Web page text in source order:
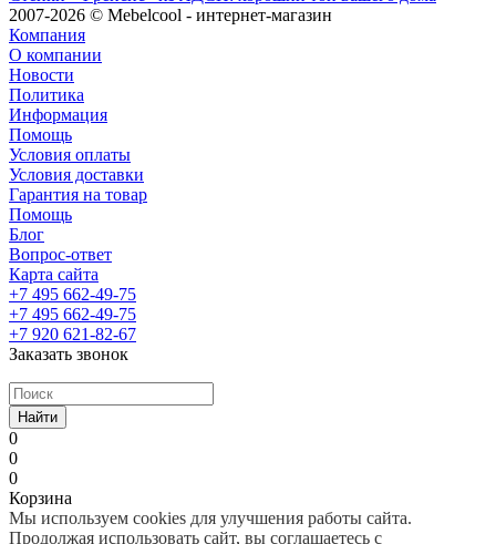
2007-2026 © Mebelcool - интернет-магазин
Компания
О компании
Новости
Политика
Информация
Помощь
Условия оплаты
Условия доставки
Гарантия на товар
Помощь
Блог
Вопрос-ответ
Карта сайта
+7 495 662-49-75
+7 495 662-49-75
+7 920 621-82-67
Заказать звонок
Найти
0
0
0
Корзина
Мы используем cookies для улучшения работы сайта.
Продолжая использовать сайт, вы соглашаетесь с